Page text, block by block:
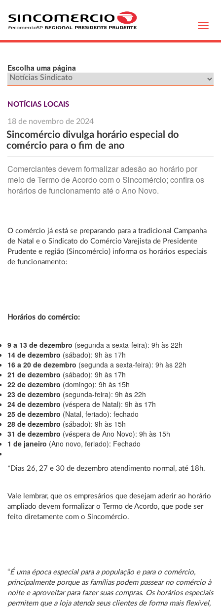
Escolha uma página
NOTÍCIAS LOCAIS
18 de novembro de 2024
Sincomércio divulga horário especial do
comércio para o fim de ano
Comerciantes devem formalizar adesão ao horário por
meio de Termo de Acordo com o Sincomércio; confira os
horários de funcionamento até o Ano Novo.
O comércio já está se preparando para a tradicional Campanha
de Natal e o Sindicato do Comércio Varejista de Presidente
Prudente e região (Sincomércio) informa os horários especiais
de funcionamento:
Horários do comércio:
9 a 13 de dezembro (segunda a sexta-feira): 9h às 22h
14 de dezembro (sábado): 9h às 17h
16 a 20 de dezembro (segunda a sexta-feira): 9h às 22h
21 de dezembro (sábado): 9h às 17h
22 de dezembro (domingo): 9h às 15h
23 de dezembro (segunda-feira): 9h às 22h
24 de dezembro (véspera de Natal): 9h às 17h
25 de dezembro (Natal, feriado): fechado
28 de dezembro (sábado): 9h às 15h
31 de dezembro (véspera de Ano Novo): 9h às 15h
1 de janeiro (Ano novo, feriado): Fechado
*Dias 26, 27 e 30 de dezembro atendimento normal, até 18h.
Vale lembrar, que os empresários que desejam aderir ao horário
ampliado devem formalizar o Termo de Acordo, que pode ser
feito diretamente com o Sincomércio.
“É uma época especial para a população e para o comércio,
principalmente porque as famílias podem passear no comércio à
noite e aproveitar para fazer suas compras. Os horários especiais
permitem que a loja atenda seus clientes de forma mais flexível,